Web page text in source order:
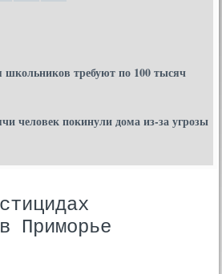
школьников требуют по 100 тысяч
человек покинули дома из-за угрозы
Приморье